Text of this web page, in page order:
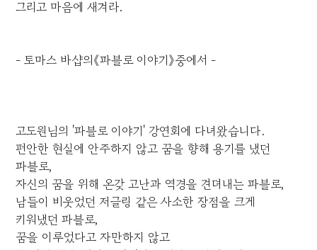
그리고 마음에 새겨라.
- 토마스 바샵의《파블로 이야기》중에서 -
고도원님의 '파블로 이야기' 강연회에 다녀왔습니다.
편안한 현실에 안주하지 않고 꿈을 향해 용기를 냈던
파블로,
자신의 꿈을 위해 온갖 고난과 역경을 견뎌내는 파블로,
남들이 비웃었던 저글링 같은 사소한 장점을 크게
키워냈던 파블로,
꿈을 이루었다고 자만하지 않고